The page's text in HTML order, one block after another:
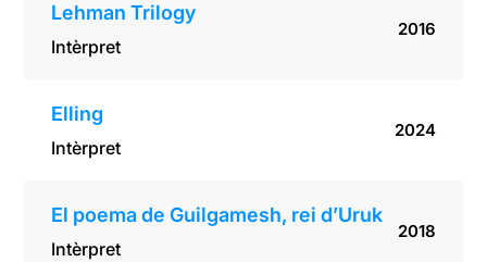
Lehman Trilogy
Intèrpret
2016
Elling
Intèrpret
2024
El poema de Guilgamesh, rei d’Uruk
Intèrpret
2018